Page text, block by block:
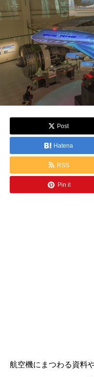
Post
Hatena
RSS
Pin it
航空機にまつわる資料